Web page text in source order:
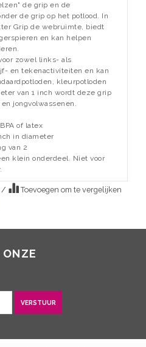
de grip en de
de grip op het potlood. In
Grip de webruimte, biedt
en kan helpen
zowel links- als
en tekenactiviteiten en kan
kleurpotloden
van 1 inch wordt deze grip
jongvolwassenen.
of latex
in diameter
van 2
klein onderdeel. Niet voor
/ Toevoegen om te vergelijken
VERSTUUR